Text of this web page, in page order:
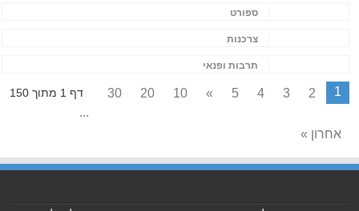
ספורט
צרכנות
תרבות ופנאי
דף 1 מתוך 150 1
2
3
4
5
»
10
20
30
...
אחרון »